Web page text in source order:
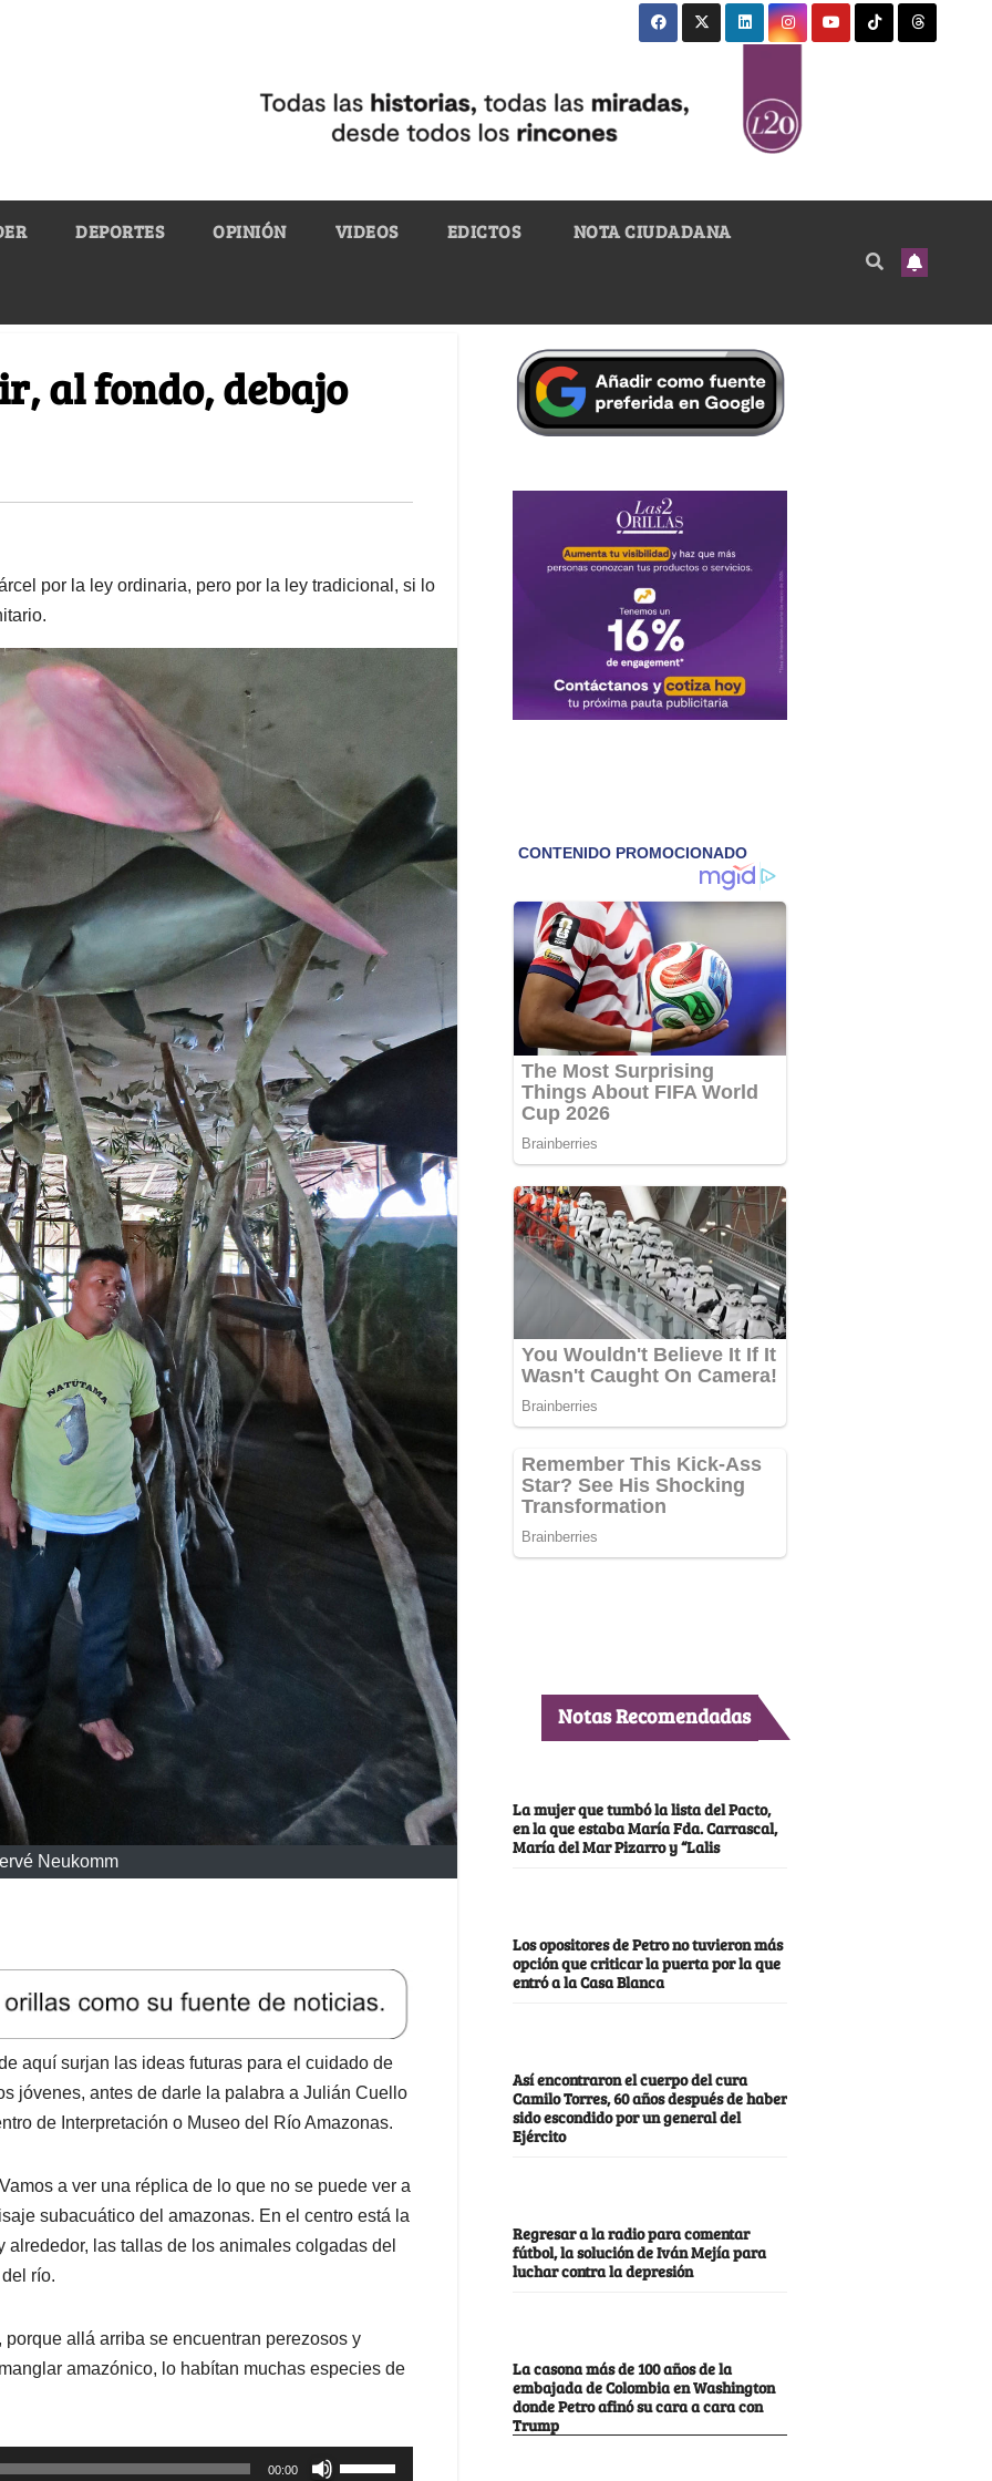
DEPORTES OPINIÓN VIDEOS EDICTOS NOTA CIUDADANA
al fondo, debajo
por la ley ordinaria, pero por la ley tradicional, si lo
Neukomm
aquí surjan las ideas futuras para el cuidado de
jóvenes, antes de darle la palabra a Julián Cuello
de Interpretación o Museo del Río Amazonas.
a ver una réplica de lo que no se puede ver a
subacuático del amazonas. En el centro está la
las tallas de los animales colgadas del
río.
allá arriba se encuentran perezosos y
amazónico, lo habítan muchas especies de
00:00
Utiliza
Notas Recomendadas
La mujer que tumbó la lista del Pacto,
en la que estaba María Fda. Carrascal,
María del Mar Pizarro y “Lalis
Los opositores de Petro no tuvieron más
opción que criticar la puerta por la que
entró a la Casa Blanca
Así encontraron el cuerpo del cura
Camilo Torres, 60 años después de haber
sido escondido por un general del
Ejército
Regresar a la radio para comentar
fútbol, la solución de Iván Mejía para
luchar contra la depresión
La casona más de 100 años de la
embajada de Colombia en Washington
donde Petro afinó su cara a cara con
Trump